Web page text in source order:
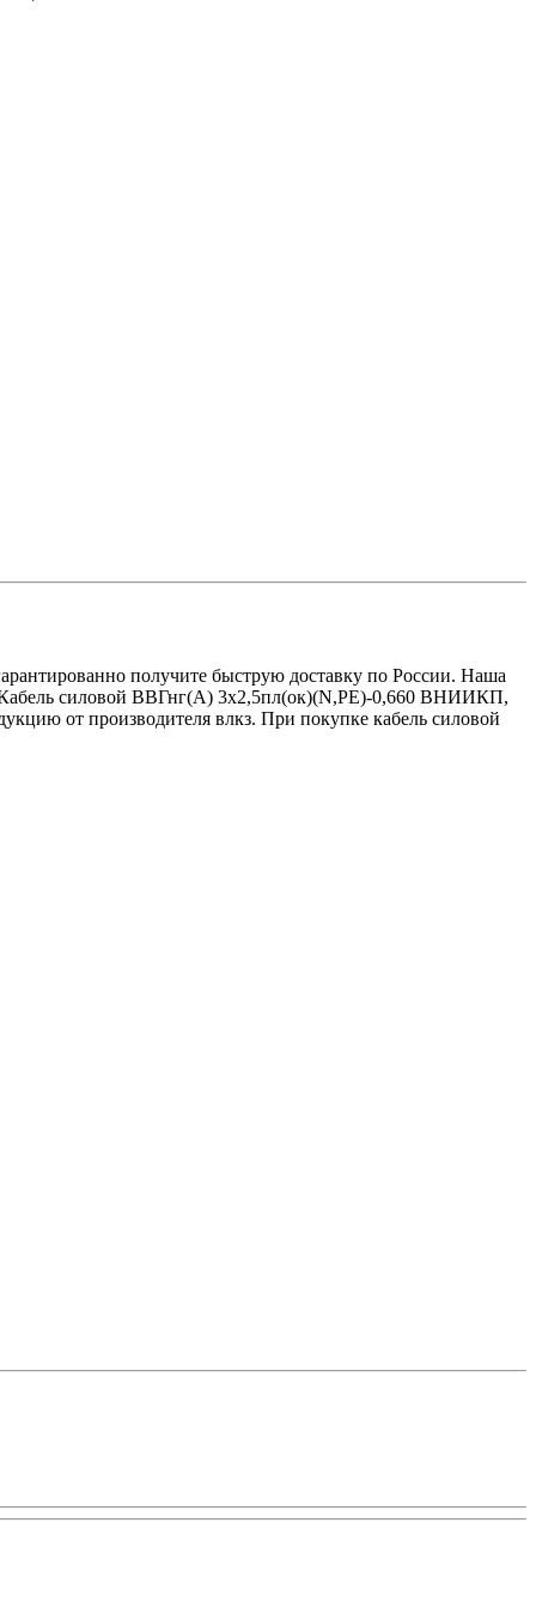
получите быструю доставку по России. Наша
силовой ВВГнг(А) 3х2,5пл(ок)(N,PE)-0,660 ВНИИКП,
от производителя влкз. При покупке кабель силовой